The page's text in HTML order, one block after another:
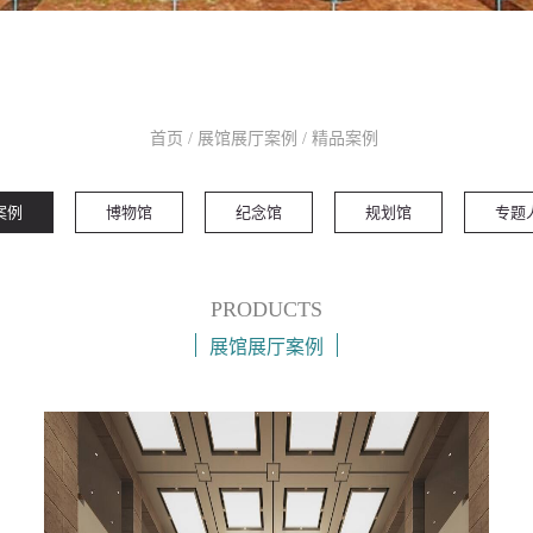
首页 / 展馆展厅案例 / 精品案例
例 博物馆 纪念馆 规划馆 专题
PRODUCTS
展馆展厅案例